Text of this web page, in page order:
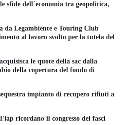
sfide dell´economia tra geopolitica,
da Legambiente e Touring Club
al lavoro svolto per la tutela del
le quote della sac dalla
della copertura del fondo di
impianto di recupero rifiuti a
ricordano il congresso dei fasci